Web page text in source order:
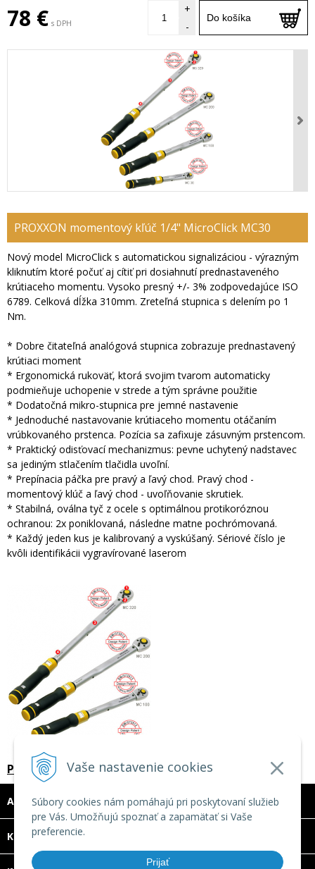
Vaše nastavenie cookies
Súbory cookies nám pomáhajú pri poskytovaní služieb
pre Vás. Umožňujú spoznať a zapamätať si Vaše
preferencie.
Prijať
78 € s DPH Do košíka
+
-
PROXXON momentový kľúč 1/4" MicroClick MC30
Nový model MicroClick s automatickou signalizáciou - výrazným
kliknutím ktoré počuť aj cítiť pri dosiahnutí prednastaveného
krútiaceho momentu. Vysoko presný +/- 3% zodpovedajúce ISO
6789. Celková dĺžka 310mm. Zreteľná stupnica s delením po 1
Nm.
* Dobre čitateľná analógová stupnica zobrazuje prednastavený
krútiaci moment
* Ergonomická rukoväť, ktorá svojim tvarom automaticky
podmieňuje uchopenie v strede a tým správne použitie
* Dodatočná mikro-stupnica pre jemné nastavenie
* Jednoduché nastavovanie krútiaceho momentu otáčaním
vrúbkovaného prstenca. Pozícia sa zafixuje zásuvným prstencom.
* Praktický odisťovací mechanizmus: pevne uchytený nadstavec
sa jediným stlačením tlačidla uvoľní.
* Prepínacia páčka pre pravý a ľavý chod. Pravý chod -
momentový klúč a ľavý chod - uvoľňovanie skrutiek.
* Stabilná, oválna tyč z ocele s optimálnou protikoróznou
ochranou: 2x poniklovaná, následne matne pochrómovaná.
* Každý jeden kus je kalibrovaný a vyskúšaný. Sériové číslo je
kvôli identifikácii vygravírované laserom
PROXXON momentový kľúč 1/4" MicroClick MC30
ADRESA
KONTAKTDOVOLENKA 3. - 7. augusta 2026
Predajňa bude ZATVORENÁ a vytvorené